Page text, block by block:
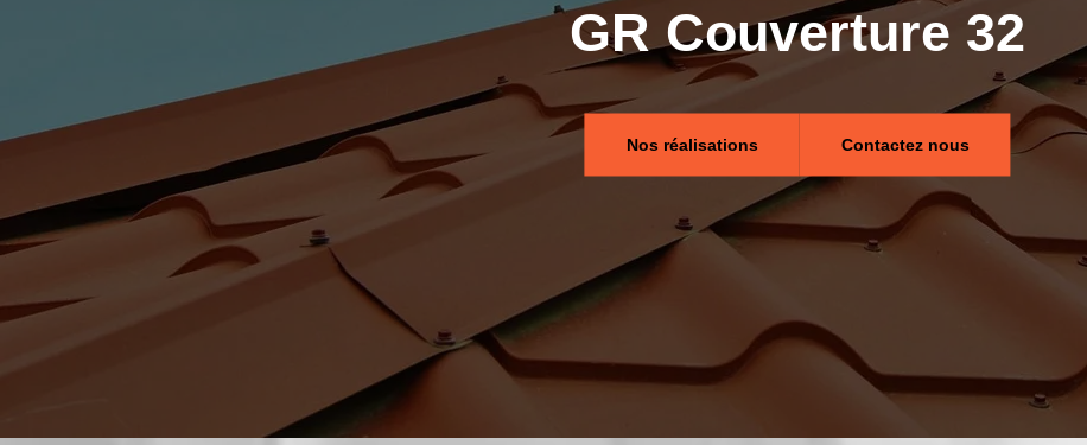
GR Couverture 32
Nos réalisations Contactez nous